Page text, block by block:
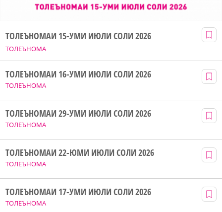
ТОЛЕЪНОМА
ТОЛЕЪНОМАИ 15-УМИ ИЮЛИ СОЛИ 2026
ТОЛЕЪНОМА
ТОЛЕЪНОМАИ 16-УМИ ИЮЛИ СОЛИ 2026
ТОЛЕЪНОМА
ТОЛЕЪНОМАИ 29-УМИ ИЮЛИ СОЛИ 2026
ТОЛЕЪНОМА
ТОЛЕЪНОМАИ 22-ЮМИ ИЮЛИ СОЛИ 2026
ТОЛЕЪНОМА
ТОЛЕЪНОМАИ 17-УМИ ИЮЛИ СОЛИ 2026